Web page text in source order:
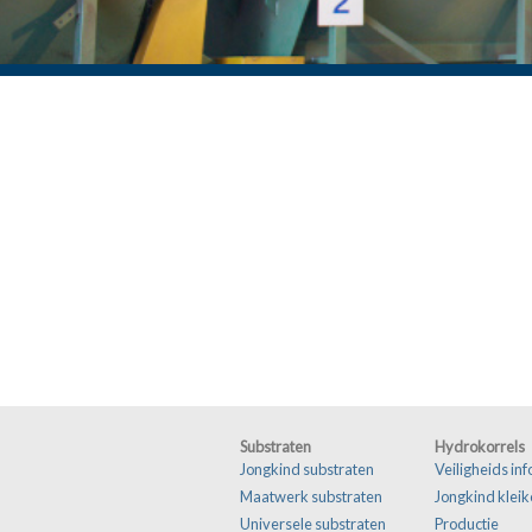
Substraten
Hydrokorrels
Jongkind substraten
Maatwerk substraten
Universele substraten
Veiligheids
Jongkind
Productie